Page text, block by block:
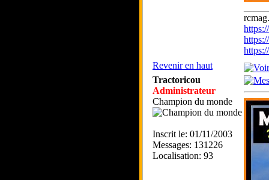
Revenir en haut
Tractoricou
Administrateur
Champion du monde
Inscrit le: 01/11/2003
Messages: 131226
Localisation: 93